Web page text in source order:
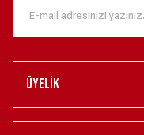
Türkiye Milli Takım Nike Kaleci Maç
Üyelik